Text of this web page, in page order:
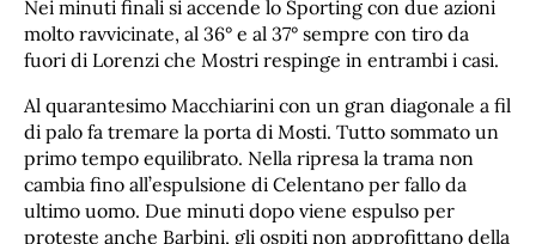
Nei minuti finali si accende lo Sporting con due azioni
molto ravvicinate, al 36° e al 37° sempre con tiro da
fuori di Lorenzi che Mostri respinge in entrambi i casi.
Al quarantesimo Macchiarini con un gran diagonale a fil
di palo fa tremare la porta di Mosti. Tutto sommato un
primo tempo equilibrato. Nella ripresa la trama non
cambia fino all’espulsione di Celentano per fallo da
ultimo uomo. Due minuti dopo viene espulso per
proteste anche Barbini, gli ospiti non approfittano della